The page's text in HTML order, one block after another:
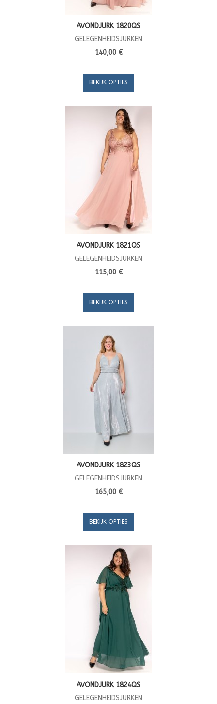
AVONDJURK 1820QS
GELEGENHEIDSJURKEN
140,00 €
BEKIJK OPTIES
AVONDJURK 1821QS
GELEGENHEIDSJURKEN
115,00 €
BEKIJK OPTIES
AVONDJURK 1823QS
GELEGENHEIDSJURKEN
165,00 €
BEKIJK OPTIES
AVONDJURK 1824QS
GELEGENHEIDSJURKEN